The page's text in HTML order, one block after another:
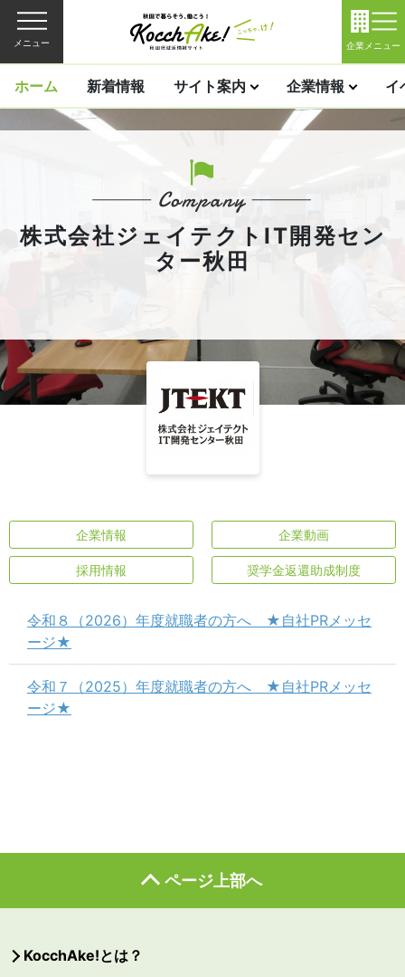
メニュー 企業メニュー
ホーム 新着情報 サイト案内 企業情報 イ
株式会社ジェイテクトIT開発セン
ター秋田
企業情報 企業動画
採用情報 奨学金返還助成制度
令和８（2026）年度就職者の方へ ★自社PRメッセ
ージ★
令和７（2025）年度就職者の方へ ★自社PRメッセ
ージ★
ページ上部へ
KocchAke!とは？